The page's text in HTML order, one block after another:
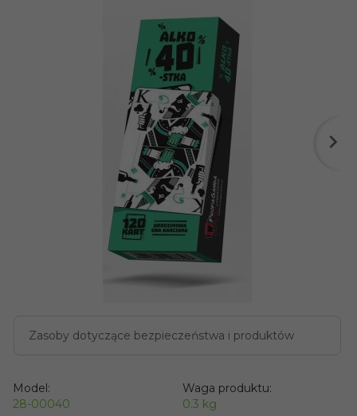
Zasoby dotyczące bezpieczeństwa i produktów
Model:
28-00040
Waga produktu:
0.3 kg